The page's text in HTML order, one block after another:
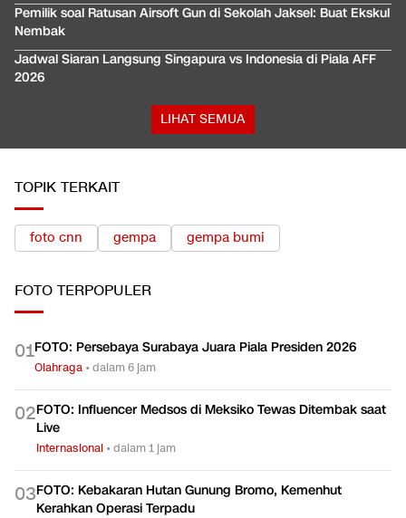
Pemilik soal Ratusan Airsoft Gun di Sekolah Jaksel: Buat Ekskul
Nembak
Jadwal Siaran Langsung Singapura vs Indonesia di Piala AFF
2026
LIHAT SEMUA
TOPIK TERKAIT
foto cnn gempa gempa bumi
FOTO TERPOPULER
01FOTO: Persebaya Surabaya Juara Piala Presiden 2026
Olahraga •dalam 6 jam
02FOTO: Influencer Medsos di Meksiko Tewas Ditembak saat
Live
Internasional •dalam 1 jam
03FOTO: Kebakaran Hutan Gunung Bromo, Kemenhut
Kerahkan Operasi Terpadu